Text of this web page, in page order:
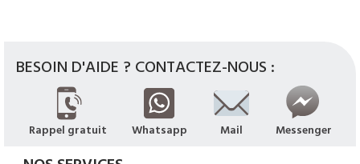
BESOIN D'AIDE ? CONTACTEZ-NOUS :
Rappel gratuit Whatsapp Mail Messenger